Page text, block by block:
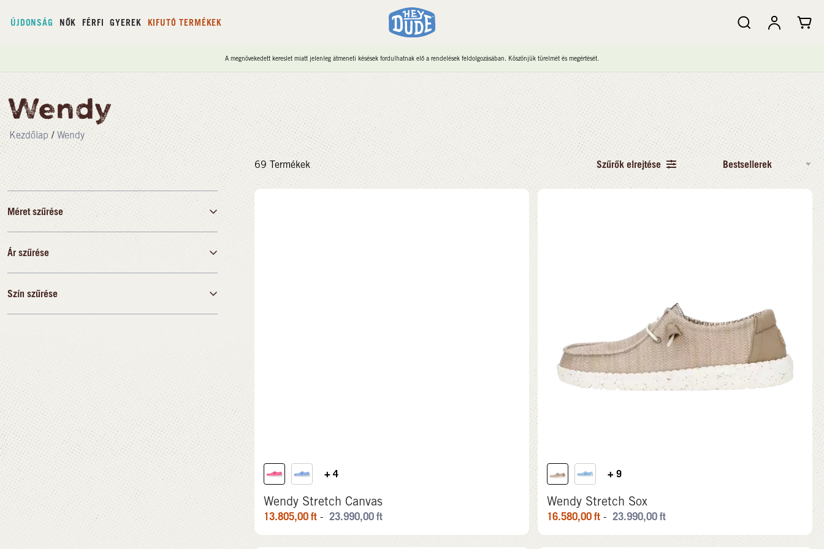
ÚJDONSÁG NŐK FÉRFI GYEREK KIFUTÓ TERMÉKEK
A megnövekedett kereslet miatt jelenleg átmeneti késések fordulhatnak elő a rendelések feldolgozásában. Köszönjük türelmét és megértését.
Wendy
Kezdőlap / Wendy
Méret szűrése
35 36
42 43
Ár szűrése
Szín szűrése
Barna
Szürke
Narancssárga
Rózsaszín
Piros
Fehér
Többszínű
69Termékek Szűrők elrejtése Bestsellerek
+ 4
Wendy Stretch Canvas
13.805,00ft - 23.990,00ft
+ 9
Wendy Stretch Sox
16.580,00ft - 23.990,00ft